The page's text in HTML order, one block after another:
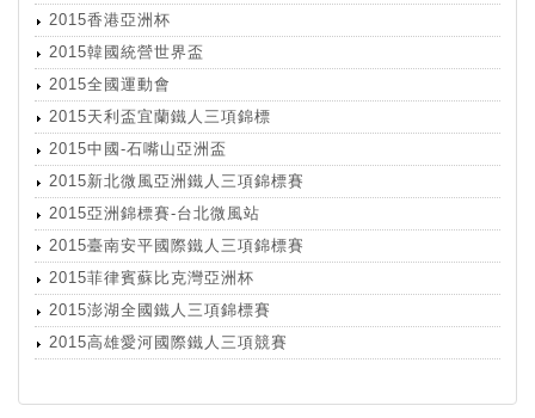
2015香港亞洲杯
2015韓國統營世界盃
2015全國運動會
2015天利盃宜蘭鐵人三項錦標
2015中國-石嘴山亞洲盃
2015新北微風亞洲鐵人三項錦標賽
2015亞洲錦標賽-台北微風站
2015臺南安平國際鐵人三項錦標賽
2015菲律賓蘇比克灣亞洲杯
2015澎湖全國鐵人三項錦標賽
2015高雄愛河國際鐵人三項競賽